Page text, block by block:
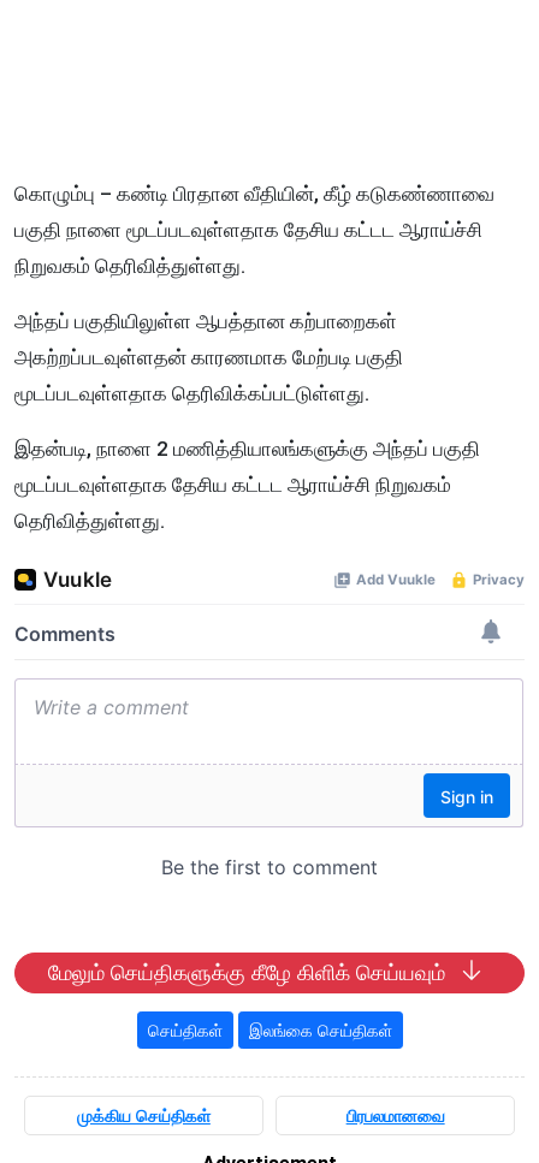
கொழும்பு – கண்டி பிரதான வீதியின், கீழ் கடுகண்ணாவை
பகுதி நாளை மூடப்படவுள்ளதாக தேசிய கட்டட ஆராய்ச்சி
நிறுவகம் தெரிவித்துள்ளது.
அந்தப் பகுதியிலுள்ள ஆபத்தான கற்பாறைகள்
அகற்றப்படவுள்ளதன் காரணமாக மேற்படி பகுதி
மூடப்படவுள்ளதாக தெரிவிக்கப்பட்டுள்ளது.
இதன்படி, நாளை 2 மணித்தியாலங்களுக்கு அந்தப் பகுதி
மூடப்படவுள்ளதாக தேசிய கட்டட ஆராய்ச்சி நிறுவகம்
தெரிவித்துள்ளது.
மேலும் செய்திகளுக்கு கீழே கிளிக் செய்யவும்
செய்திகள் இலங்கை செய்திகள்
முக்கிய செய்திகள் பிரபலமானவை